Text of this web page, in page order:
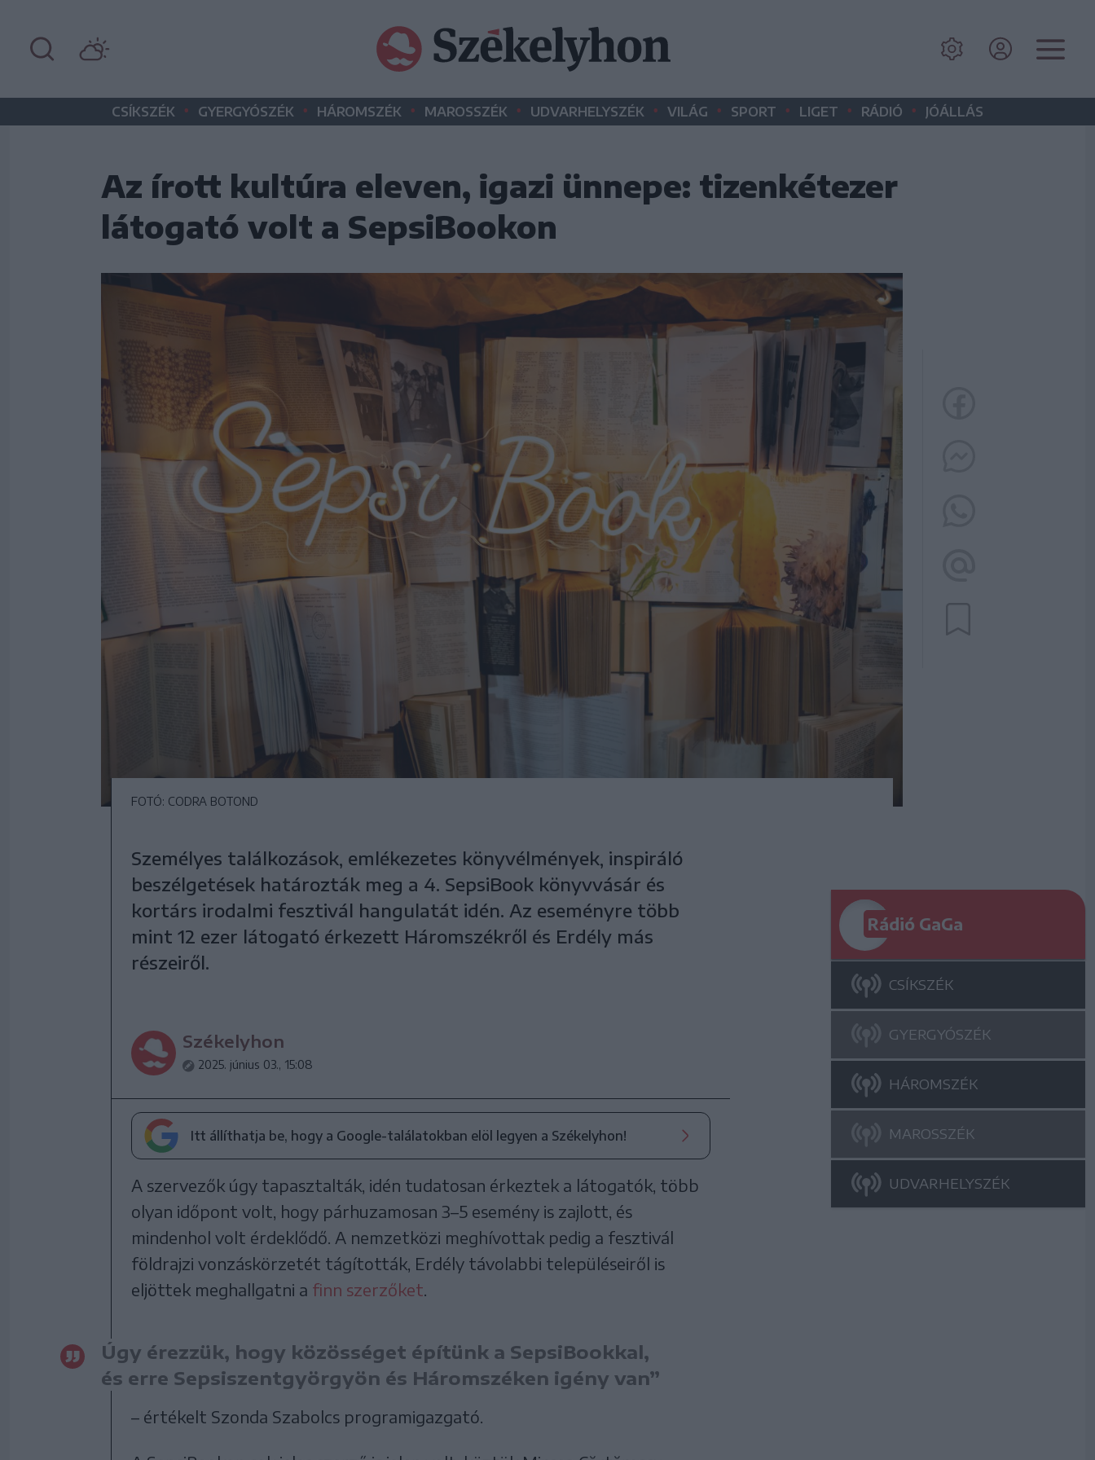
CSÍKSZÉK • GYERGYÓSZÉK • HÁROMSZÉK • MAROSSZÉK • UDVARHELYSZÉK • VILÁG • SPORT • LIGET • RÁDIÓ • JÓÁLLÁS
Az írott kultúra eleven, igazi ünnepe: tizenkétezer
látogató volt a SepsiBookon
FOTÓ: CODRA BOTOND
Személyes találkozások, emlékezetes könyvélmények, inspiráló
beszélgetések határozták meg a 4. SepsiBook könyvvásár és
kortárs irodalmi fesztivál hangulatát idén. Az eseményre több
mint 12 ezer látogató érkezett Háromszékről és Erdély más
részeiről.
Székelyhon
2025. június 03., 15:08
Itt állíthatja be, hogy a Google-találatokban elöl legyen a Székelyhon!
A szervezők úgy tapasztalták, idén tudatosan érkeztek a látogatók, több
olyan időpont volt, hogy párhuzamosan 3–5 esemény is zajlott, és
mindenhol volt érdeklődő. A nemzetközi meghívottak pedig a fesztivál
földrajzi vonzáskörzetét tágították, Erdély távolabbi településeiről is
eljöttek meghallgatni a finn szerzőket.
Úgy érezzük, hogy közösséget építünk a SepsiBookkal,
és erre Sepsiszentgyörgyön és Háromszéken igény van”
– értékelt Szonda Szabolcs programigazgató.
Rádió GaGa
CSÍKSZÉK
GYERGYÓSZÉK
HÁROMSZÉK
MAROSSZÉK
UDVARHELYSZÉK